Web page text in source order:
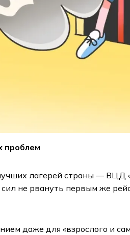
проблем
лагерей страны —
не рвануть первым же
даже для «взрослого и